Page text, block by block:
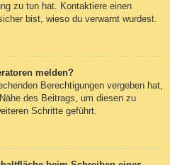
zu tun hat. Kontaktiere einen
bist, wieso du verwarnt wurdest.
melden?
Berechtigungen vergeben hat,
des Beitrags, um diesen zu
Schritte geführt.